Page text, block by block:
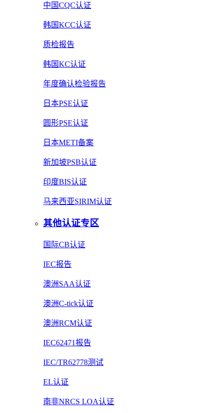
中国CQC认证
韩国KCC认证
质检报告
韩国KC认证
年度确认检验报告
日本PSE认证
圆形PSE认证
日本METI备案
新加坡PSB认证
印度BIS认证
马来西亚SIRIM认证
其他认证专区
国际CB认证
IEC报告
澳洲SAA认证
澳洲C-tick认证
澳洲RCM认证
IEC62471报告
IEC/TR62778测试
EL认证
南非NRCS LOA认证